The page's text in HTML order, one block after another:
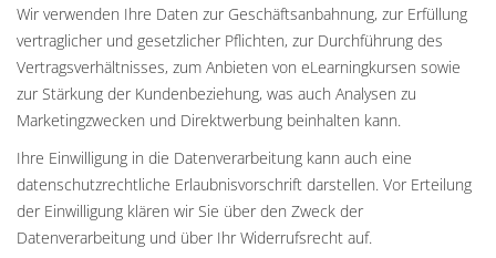
Wir verwenden Ihre Daten zur Geschäftsanbahnung, zur Erfüllung
vertraglicher und gesetzlicher Pflichten, zur Durchführung des
Vertragsverhältnisses, zum Anbieten von eLearningkursen sowie
zur Stärkung der Kundenbeziehung, was auch Analysen zu
Marketingzwecken und Direktwerbung beinhalten kann.
Ihre Einwilligung in die Datenverarbeitung kann auch eine
datenschutzrechtliche Erlaubnisvorschrift darstellen. Vor Erteilung
der Einwilligung klären wir Sie über den Zweck der
Datenverarbeitung und über Ihr Widerrufsrecht auf.